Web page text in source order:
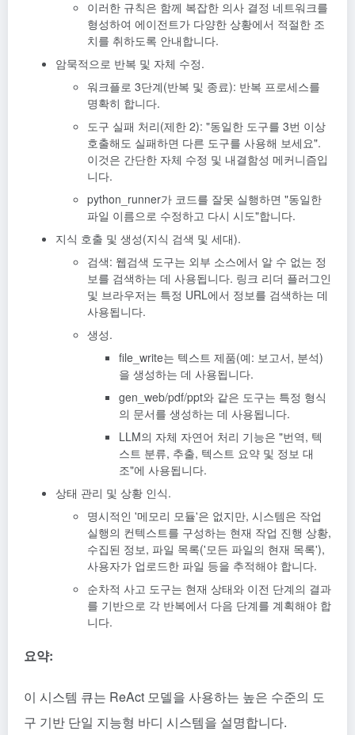
이러한 규칙은 함께 복잡한 의사 결정 네트워크를
형성하여 에이전트가 다양한 상황에서 적절한 조
치를 취하도록 안내합니다.
암묵적으로 반복 및 자체 수정.
워크플로 3단계(반복 및 종료): 반복 프로세스를
명확히 합니다.
도구 실패 처리(제한 2): "동일한 도구를 3번 이상
호출해도 실패하면 다른 도구를 사용해 보세요".
이것은 간단한 자체 수정 및 내결함성 메커니즘입
니다.
python_runner가 코드를 잘못 실행하면 "동일한
파일 이름으로 수정하고 다시 시도"합니다.
지식 호출 및 생성(지식 검색 및 세대).
검색: 웹검색 도구는 외부 소스에서 알 수 없는 정
보를 검색하는 데 사용됩니다. 링크 리더 플러그인
및 브라우저는 특정 URL에서 정보를 검색하는 데
사용됩니다.
생성.
file_write는 텍스트 제품(예: 보고서, 분석)
을 생성하는 데 사용됩니다.
gen_web/pdf/ppt와 같은 도구는 특정 형식
의 문서를 생성하는 데 사용됩니다.
LLM의 자체 자연어 처리 기능은 "번역, 텍
스트 분류, 추출, 텍스트 요약 및 정보 대
조"에 사용됩니다.
상태 관리 및 상황 인식.
명시적인 '메모리 모듈'은 없지만, 시스템은 작업
실행의 컨텍스트를 구성하는 현재 작업 진행 상황,
수집된 정보, 파일 목록('모든 파일의 현재 목록'),
사용자가 업로드한 파일 등을 추적해야 합니다.
순차적 사고 도구는 현재 상태와 이전 단계의 결과
를 기반으로 각 반복에서 다음 단계를 계획해야 합
니다.
요약:
이 시스템 큐는 ReAct 모델을 사용하는 높은 수준의 도
구 기반 단일 지능형 바디 시스템을 설명합니다.